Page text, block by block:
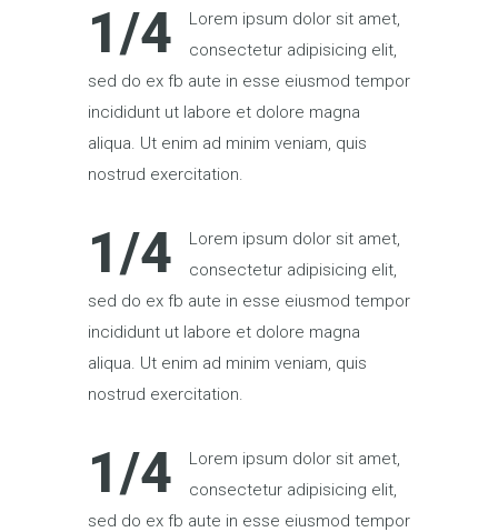
1/4
Lorem ipsum dolor sit amet,
consectetur adipisicing elit,
sed do ex fb aute in esse eiusmod tempor
incididunt ut labore et dolore magna
aliqua. Ut enim ad minim veniam, quis
nostrud exercitation.
1/4
Lorem ipsum dolor sit amet,
consectetur adipisicing elit,
sed do ex fb aute in esse eiusmod tempor
incididunt ut labore et dolore magna
aliqua. Ut enim ad minim veniam, quis
nostrud exercitation.
1/4
Lorem ipsum dolor sit amet,
consectetur adipisicing elit,
sed do ex fb aute in esse eiusmod tempor